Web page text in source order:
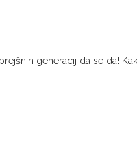
generacij da se da!